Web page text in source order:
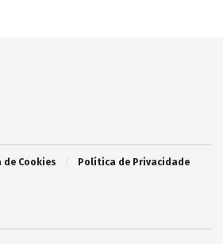
de Cookies Política de Privacidade